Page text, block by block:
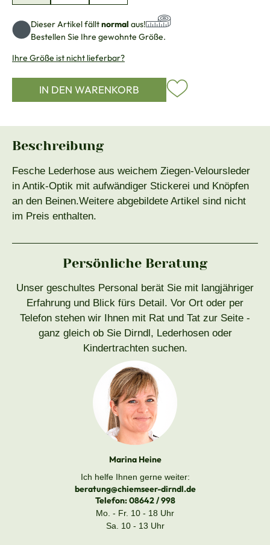
Dieser Artikel fälltnormal aus!
Bestellen Sie Ihre gewohnte Größe.
Ihre Größe ist nicht lieferbar?
IN DEN WARENKORB
Beschreibung
Fesche Lederhose aus weichem Ziegen-Veloursleder
in Antik-Optik mit aufwändiger Stickerei und Knöpfen
an den Beinen.Weitere abgebildete Artikel sind nicht
im Preis enthalten.
Persönliche Beratung
Unser geschultes Personal berät Sie mit langjähriger
Erfahrung und Blick fürs Detail. Vor Ort oder per
Telefon stehen wir Ihnen mit Rat und Tat zur Seite -
ganz gleich ob Sie Dirndl, Lederhosen oder
Kindertrachten suchen.
Marina Heine
Ich helfe Ihnen gerne weiter:
beratung@chiemseer-dirndl.de
Telefon:08642 / 998
Mo. - Fr. 10 - 18 Uhr
Sa. 10 - 13 Uhr